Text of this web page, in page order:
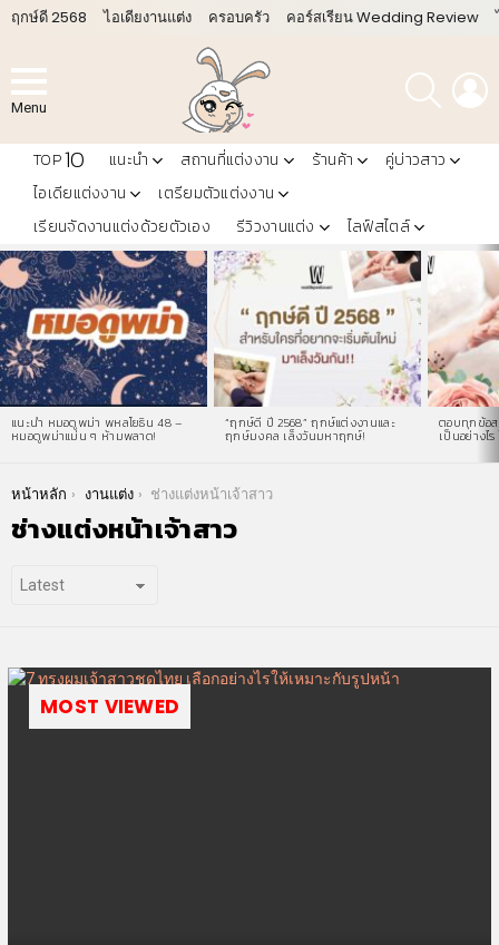
ฤกษ์ดี 2568 ไอเดียงานแต่ง ครอบครัว คอร์สเรียน Wedding Review
Menu
ค้นหา
TOP10 แนะนำ สถานที่แต่งงาน ร้านค้า
คู่บ่าวสาว
ไอเดียแต่งงาน
เตรียมตัวแต่งงาน
เรียนจัดงานแต่งด้วยตัวเอง
รีวิวงานแต่ง ไลฟ์สไตล์
LATEST
STORIES
แนะนำ หมอดูพม่า พหลโยธิน 48 –
หมอดูพม่าแม่น ๆ ห้ามพลาด!
“ฤกษ์ดี ปี 2568” ฤกษ์แต่งงานและ
ฤกษ์มงคล เล็งวันมหาฤกษ์!
ตอบทุกข้อส
เป็นอย่างไร
You are here:
หน้าหลัก งานแต่ง ช่างแต่งหน้าเจ้าสาว
ช่างแต่งหน้าเจ้าสาว
MOST VIEWED